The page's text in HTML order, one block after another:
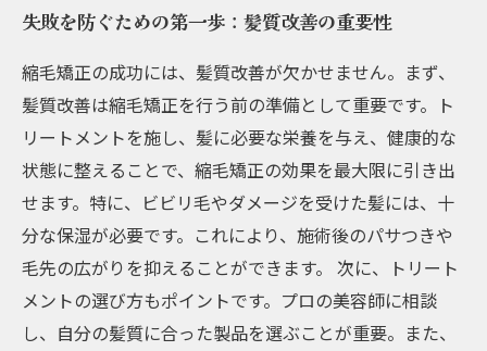
失敗を防ぐための第一歩：髪質改善の重要性
縮毛矯正の成功には、髪質改善が欠かせません。まず、
髪質改善は縮毛矯正を行う前の準備として重要です。ト
リートメントを施し、髪に必要な栄養を与え、健康的な
状態に整えることで、縮毛矯正の効果を最大限に引き出
せます。特に、ビビリ毛やダメージを受けた髪には、十
分な保湿が必要です。これにより、施術後のパサつきや
毛先の広がりを抑えることができます。 次に、トリート
メントの選び方もポイントです。プロの美容師に相談
し、自分の髪質に合った製品を選ぶことが重要。また、